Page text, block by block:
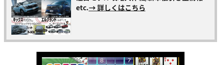
etc.→ 詳しくはこちら